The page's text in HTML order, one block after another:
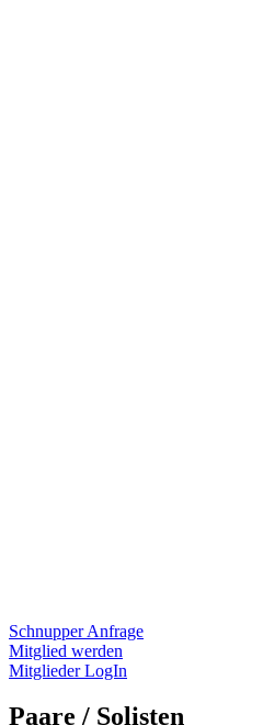
Schnupper Anfrage
Mitglied werden
Mitglieder LogIn
Paare / Solisten